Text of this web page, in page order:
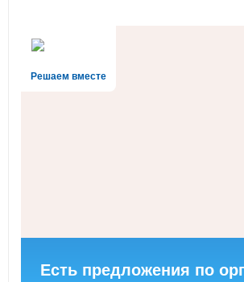
Решаем вместе
Есть предложения по